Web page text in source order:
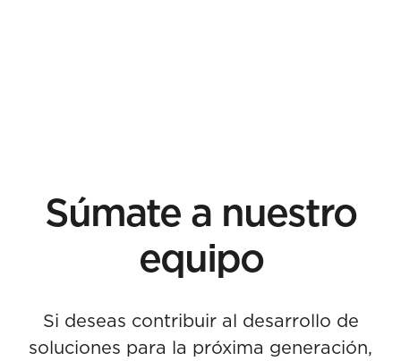
Súmate a nuestro
equipo
Si deseas contribuir al desarrollo de
soluciones para la próxima generación,